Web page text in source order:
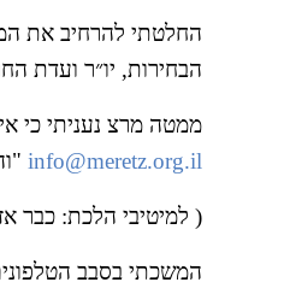
הבחירות, יו״ר ועדת
ממטה מרצ נעניתי כי
info@meretz.org.il
( למיטיבי הלכת: כבר